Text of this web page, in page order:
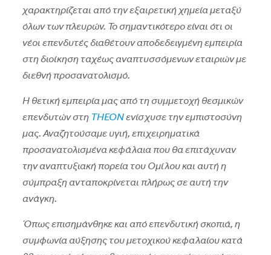
χαρακτηρίζεται από την εξαιρετική χημεία μεταξύ
όλων των πλευρών. Το σημαντικότερο είναι ότι οι
νέοι επενδυτές διαθέτουν αποδεδειγμένη εμπειρία
στη διοίκηση ταχέως αναπτυσσόμενων εταιριών με
διεθνή προσανατολισμό.
Η θετική εμπειρία μας από τη συμμετοχή θεσμικών
επενδυτών στη THEONενίσχυσε την εμπιστοσύνη
μας. Αναζητούσαμε υγιή, επιχειρηματικά
προσανατολισμένα κεφάλαια που θα επιτάχυναν
την αναπτυξιακή πορεία του Ομίλου και αυτή η
σύμπραξη ανταποκρίνεται πλήρως σε αυτή την
ανάγκη.
Όπως επισημάνθηκε και από επενδυτική σκοπιά, η
συμφωνία αύξησης του μετοχικού κεφαλαίου κατά